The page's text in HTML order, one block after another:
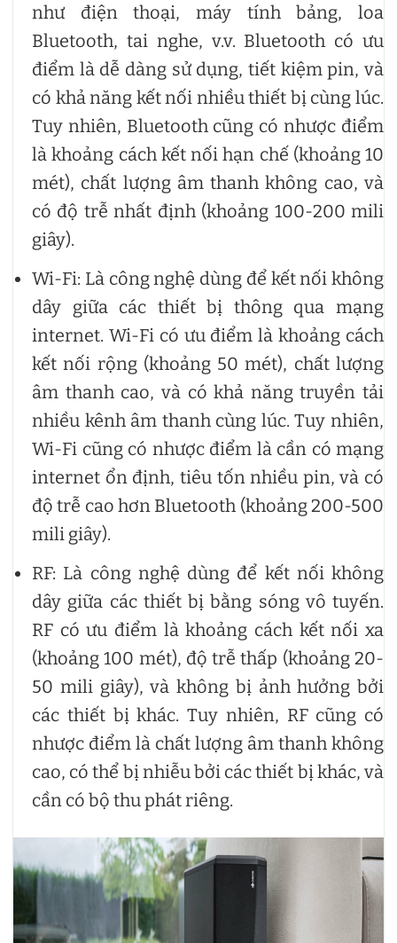
như điện thoại, máy tính bảng, loa
Bluetooth, tai nghe, v.v. Bluetooth có ưu
điểm là dễ dàng sử dụng, tiết kiệm pin, và
có khả năng kết nối nhiều thiết bị cùng lúc.
Tuy nhiên, Bluetooth cũng có nhược điểm
là khoảng cách kết nối hạn chế (khoảng 10
mét), chất lượng âm thanh không cao, và
có độ trễ nhất định (khoảng 100-200 mili
giây).
Wi-Fi: Là công nghệ dùng để kết nối không
dây giữa các thiết bị thông qua mạng
internet. Wi-Fi có ưu điểm là khoảng cách
kết nối rộng (khoảng 50 mét), chất lượng
âm thanh cao, và có khả năng truyền tải
nhiều kênh âm thanh cùng lúc. Tuy nhiên,
Wi-Fi cũng có nhược điểm là cần có mạng
internet ổn định, tiêu tốn nhiều pin, và có
độ trễ cao hơn Bluetooth (khoảng 200-500
mili giây).
RF: Là công nghệ dùng để kết nối không
dây giữa các thiết bị bằng sóng vô tuyến.
RF có ưu điểm là khoảng cách kết nối xa
(khoảng 100 mét), độ trễ thấp (khoảng 20-
50 mili giây), và không bị ảnh hưởng bởi
các thiết bị khác. Tuy nhiên, RF cũng có
nhược điểm là chất lượng âm thanh không
cao, có thể bị nhiễu bởi các thiết bị khác, và
cần có bộ thu phát riêng.